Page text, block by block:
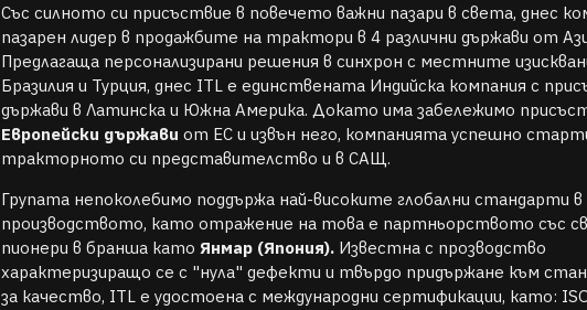
Със силното си присъствие в повечето важни пазари в света, днес
пазарен лидер в продажбите на трактори в 4 различни държави от
Предлагаща персонализирани решения в синхрон с местните
Бразилия и Турция, днес ITL е единствената Индийска компания с
държави в Латинска и Южна Америка. Докато има забележимо
Европейски държави от ЕС и извън него, компанията успешно
тракторното си представителство и в САЩ.
Групата непоколебимо поддържа най-високите глобални стандарти в
производството, като отражение на това е партньорството със
пионери в бранша като Янмар (Япония).Известна с прозводство
характеризиращо се с "нула" дефекти и твърдо придържане към
за качество, ITL е удостоена с международни сертификации, като: